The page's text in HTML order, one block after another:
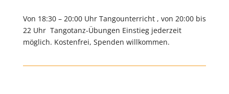
Von 18:30 – 20:00 Uhr Tangounterricht , von 20:00 bis
22 Uhr Tangotanz-Übungen Einstieg jederzeit
möglich. Kostenfrei, Spenden willkommen.